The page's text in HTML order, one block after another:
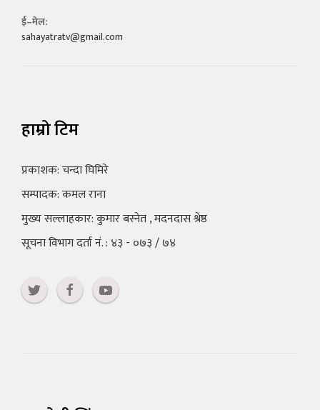
ई–मेल:
sahayatratv@gmail.com
हाम्रो टिम
प्रकाशक: चन्दा घिमिरे
सम्पादक: कमल राना
मुख्य सल्लाहकार: कुमार बस्नेत , मदनदास श्रेष्ठ
सूचना विभाग दर्ता नं. : ४३ - ०७३ / ७४